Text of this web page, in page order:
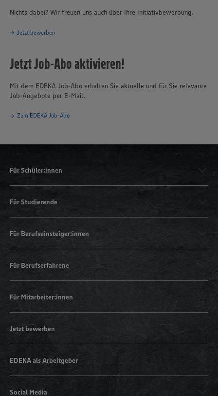
Nichts dabei? Wir freuen uns auch über Ihre Initiativbewerbung.
Jetzt bewerben
Jetzt Job-Abo aktivieren!
Mit dem EDEKA Job-Abo erhalten Sie aktuelle und für Sie relevante
Job-Angebote per E-Mail.
Zum EDEKA Job-Abo
Für Schüler:innen
Für Studierende
Für Berufseinsteiger:innen
Für Berufserfahrene
Für Mitarbeiter:innen
Jetzt bewerben
EDEKA als Arbeitgeber
Social Media